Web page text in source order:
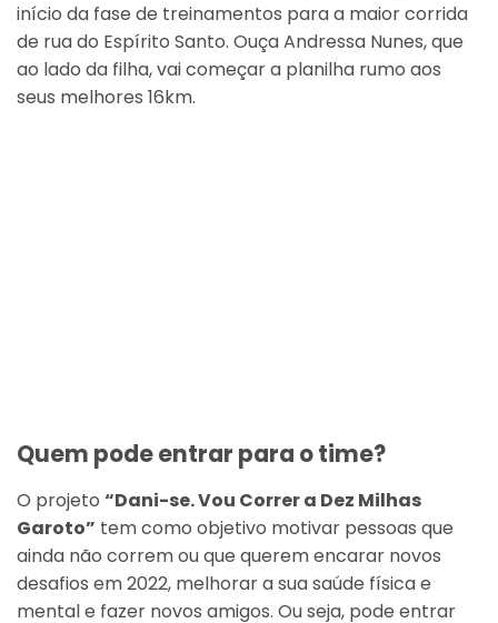
início da fase de treinamentos para a maior corrida
de rua do Espírito Santo. Ouça Andressa Nunes, que
ao lado da filha, vai começar a planilha rumo aos
seus melhores 16km.
Quem pode entrar para o time?
O projeto “Dani-se. Vou Correr a Dez Milhas
Garoto” tem como objetivo motivar pessoas que
ainda não correm ou que querem encarar novos
desafios em 2022, melhorar a sua saúde física e
mental e fazer novos amigos. Ou seja, pode entrar